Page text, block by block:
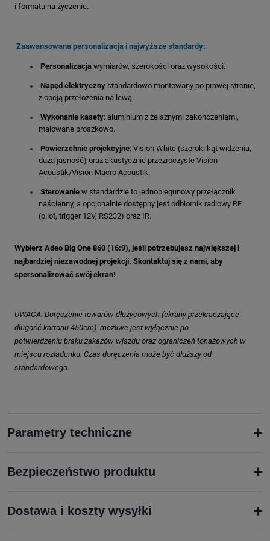
i formatu na życzenie.
Zaawansowana personalizacja i najwyższe standardy:
Personalizacja wymiarów, szerokości oraz wysokości.
Napęd elektryczny standardowo montowany po prawej stronie,
z opcją przełożenia na lewą.
Wykonanie kasety: aluminium z żelaznymi zakończeniami,
malowane proszkowo.
Powierzchnie projekcyjne: Vision White (szeroki kąt widzenia,
duża jasność) oraz akustycznie przezroczyste Vision
Acoustik/Vision Macro Acoustik.
Sterowanie w standardzie to jednobiegunowy przełącznik
naścienny, a opcjonalnie dostępny jest odbiornik radiowy RF
(pilot, trigger 12V, RS232) oraz IR.
Wybierz Adeo Big One 860 (16:9), jeśli potrzebujesz największej i
najbardziej niezawodnej projekcji. Skontaktuj się z nami, aby
spersonalizować swój ekran!
UWAGA: Doręczenie towarów dłużycowych (ekrany przekraczające
długość kartonu 450cm) możliwe jest wyłącznie po
potwierdzeniu braku zakazów wjazdu oraz ograniczeń tonażowych w
miejscu rozładunku. Czas doręczenia może być dłuższy od
standardowego.
Parametry techniczne +
Bezpieczeństwo produktu +
Dostawa i koszty wysyłki +